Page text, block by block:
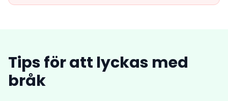
Tips för att lyckas med
bråk